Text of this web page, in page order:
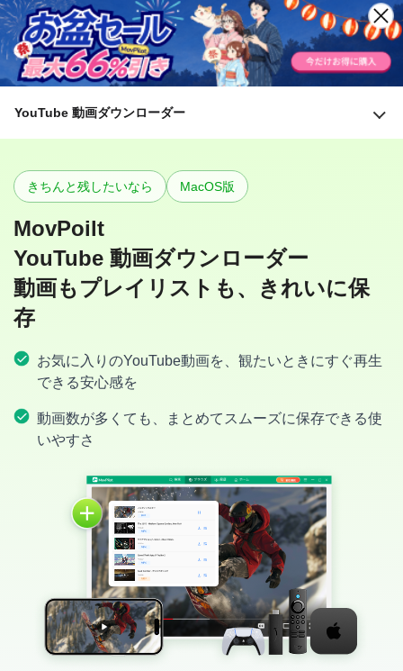
YouTube 動画ダウンローダー
きちんと残したいなら MacOS版
MovPoilt
YouTube 動画ダウンローダー
動画もプレイリストも、きれいに保
存
お気に入りのYouTube動画を、観たいときにすぐ再生
できる安心感を
動画数が多くても、まとめてスムーズに保存できる使
いやすさ